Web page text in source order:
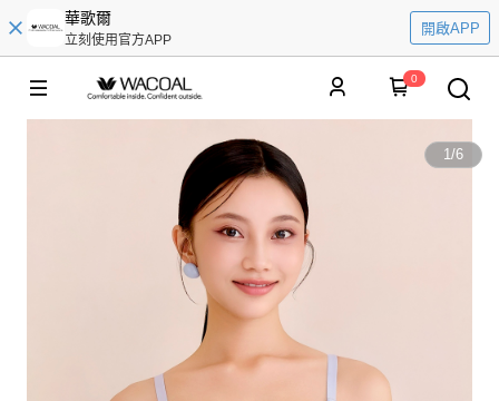
華歌爾
立刻使用官方APP
開啟APP
0
1/6